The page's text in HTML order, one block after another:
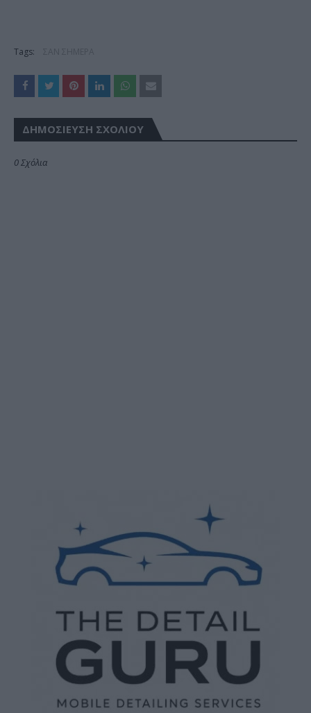
Tags:
ΔΗΜΟΣΊΕΥΣΗ ΣΧΟΛΊΟΥ
0 Σχόλια